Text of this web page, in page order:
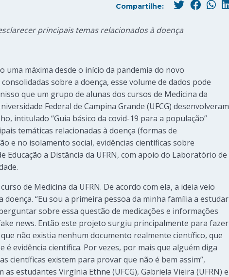
Compartilhe:
principais temas relacionados à doença
máxima desde o início da pandemia do novo
sobre a doença, esse volume de dados pode
que um grupo de alunas dos cursos de Medicina da
Federal de Campina Grande (UFCG) desenvolveram
intitulado “Guia básico da covid-19 para a população”
temáticas relacionadas à doença (formas de
e no isolamento social, evidências científicas sobre
a Distância da UFRN, com apoio do Laboratório de
de Medicina da UFRN. De acordo com ela, a ideia veio
“Eu sou a primeira pessoa da minha família a estudar
sobre essa questão de medicações e informações
news. Então este projeto surgiu principalmente para fazer
não existia nenhum documento realmente científico, que
evidência científica. Por vezes, por mais que alguém diga
científicas existem para provar que não é bem assim”,
estudantes Virgínia Ethne (UFCG), Gabriela Vieira (UFRN) e